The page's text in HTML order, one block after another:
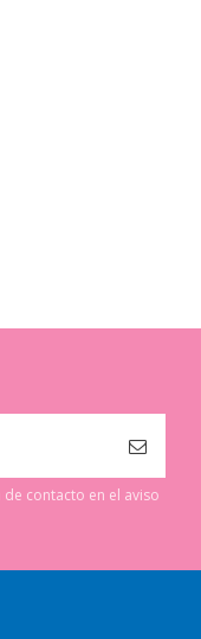
de contacto en el aviso